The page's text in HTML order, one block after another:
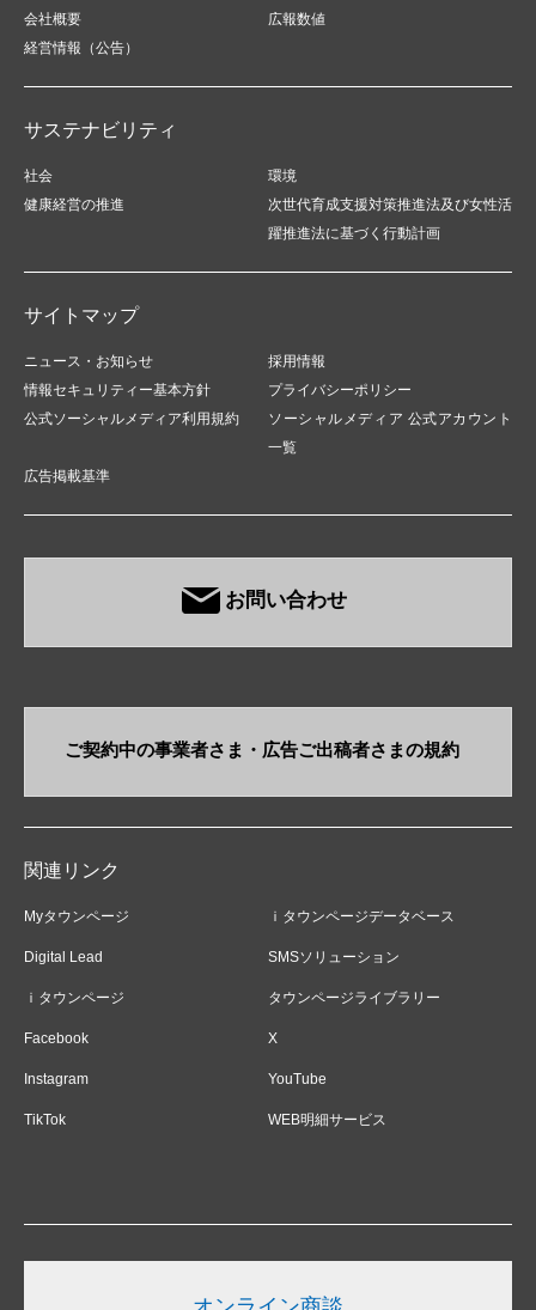
会社概要
広報数値
経営情報（公告）
サステナビリティ
社会
環境
健康経営の推進
次世代育成支援対策推進法及び女性活
躍推進法に基づく行動計画
サイトマップ
ニュース・お知らせ
採用情報
情報セキュリティー基本方針
プライバシーポリシー
公式ソーシャルメディア利用規約
ソーシャルメディア 公式アカウント
一覧
広告掲載基準
お問い合わせ
ご契約中の事業者さま・​広告ご出稿者さまの規約
関連リンク
Myタウンページ ｉタウンページデータベース
Digital Lead SMSソリューション
ｉタウンページ タウンページライブラリー
Facebook X
Instagram YouTube
TikTok WEB明細サービス